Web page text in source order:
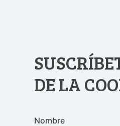
DE LA
Nombre